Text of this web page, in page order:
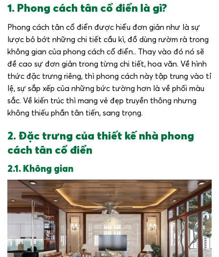
1. Phong cách tân cổ điển là gì?
Phong cách tân cổ điển được hiểu đơn giản như là sự
lược bỏ bớt những chi tiết cầu kì, đồ dùng rườm rà trong
không gian của phong cách cổ điển.. Thay vào đó nó sẽ
đề cao sự đơn giản trong từng chi tiết, hoa văn. Về hình
thức đặc trưng riêng, thì phong cách này tập trung vào tỉ
lệ, sự sắp xếp của những bức tường hơn là về phối màu
sắc. Về kiến trúc thì mang vẻ đẹp truyền thông nhưng
không thiếu phần tân tiến, sang trọng.
2. Đặc trưng của thiết kế nhà phong
cách tân cổ điển
2.1. Không gian